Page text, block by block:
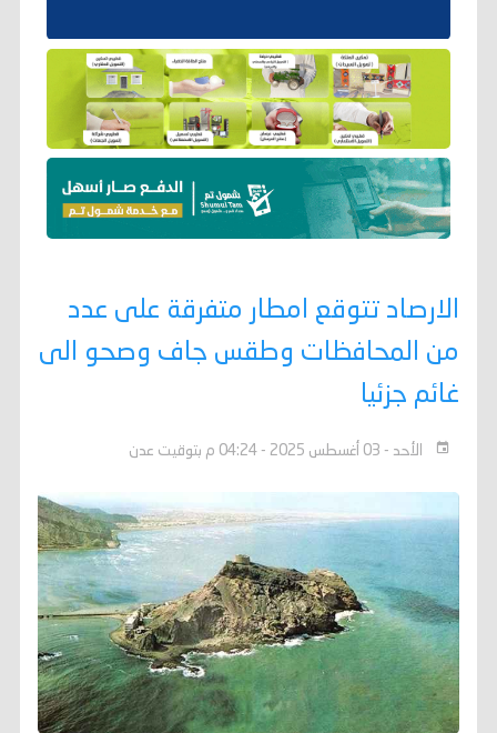
الارصاد تتوقع امطار متفرقة على عدد
من المحافظات وطقس جاف وصحو الى
غائم جزئيا
الأحد - 03 أغسطس 2025 - 04:24 م بتوقيت عدن